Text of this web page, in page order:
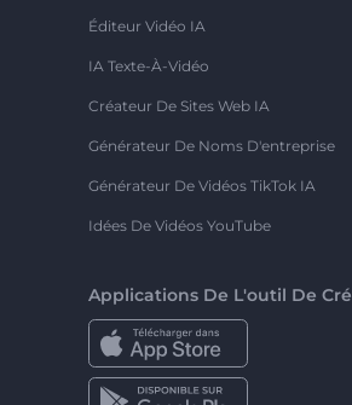
Éditeur Vidéo IA
IA Texte-À-Vidéo
Créateur De Sites Web IA
Générateur De Noms D'entreprise
Générateur De Vidéos TikTok IA
Idées De Vidéos YouTube
Applications De L'outil De